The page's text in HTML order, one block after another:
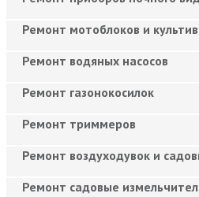
Ремонт мотоблоков и
Ремонт водяных насосов
Ремонт газонокосилок
Ремонт триммеров
Ремонт воздуходувок и
Ремонт садовые